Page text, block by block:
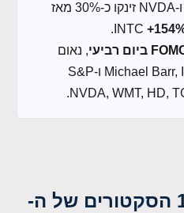
: AMZN, GOOGL ו-NVDA זינקו כ-30% מאז
.
, נאום
Michael Barr, Initial Jobless Claims ו-S&P
ביצועי השבוע: 11 הסקטורים של ה-